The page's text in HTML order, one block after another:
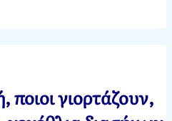
ποιοι γιορτάζουν,